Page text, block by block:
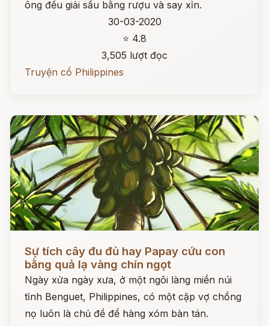
ông đều giải sầu bằng rượu và say xỉn.
30-03-2020
⭐ 4.8
3,505 lượt đọc
Truyện cổ Philippines
Sự tích cây đu đủ hay Papay cứu con
bằng quả lạ vàng chín ngọt
Ngày xửa ngày xưa, ở một ngôi làng miền núi
tỉnh Benguet, Philippines, có một cặp vợ chồng
nọ luôn là chủ đề để hàng xóm bàn tán.